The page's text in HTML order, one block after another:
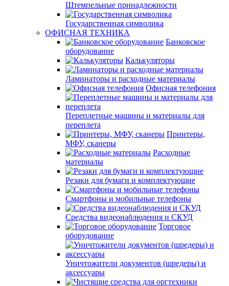
Штемпельные принадлежности
Государственная символика
ОФИСНАЯ ТЕХНИКА
Банковское
оборудование
Калькуляторы
Ламинаторы и расходные материалы
Офисная телефония
Переплетные машины и материалы для
переплета
Принтеры,
МФУ, сканеры
Расходные
материалы
Резаки для бумаги и комплектующие
Смартфоны и мобильные телефоны
Средства видеонаблюдения и СКУД
Торговое
оборудование
Уничтожители документов (шредеры) и
аксессуары